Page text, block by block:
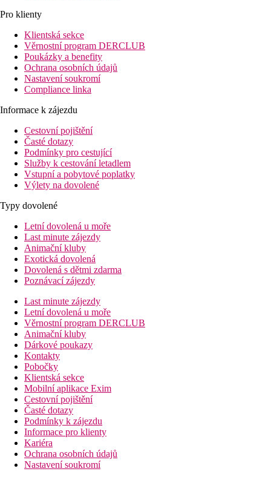
Pro klienty
Klientská sekce
Věrnostní program DERCLUB
Poukázky a benefity
Ochrana osobních údajů
Nastavení soukromí
Compliance linka
Informace k zájezdu
Cestovní pojištění
Časté dotazy
Podmínky pro cestující
Služby k cestování letadlem
Vstupní a pobytové poplatky
Výlety na dovolené
Typy dovolené
Letní dovolená u moře
Last minute zájezdy
Animační kluby
Exotická dovolená
Dovolená s dětmi zdarma
Poznávací zájezdy
Last minute zájezdy
Letní dovolená u moře
Věrnostní program DERCLUB
Animační kluby
Dárkové poukazy
Kontakty
Pobočky
Klientská sekce
Mobilní aplikace Exim
Cestovní pojištění
Časté dotazy
Podmínky k zájezdu
Informace pro klienty
Kariéra
Ochrana osobních údajů
Nastavení soukromí